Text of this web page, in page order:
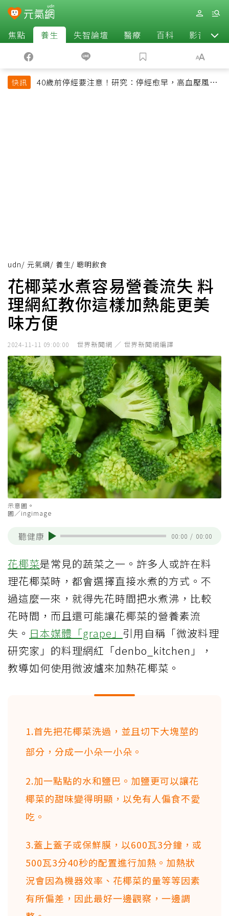
焦點 養生 失智論壇 醫療 百科 影音
快訊
40歲前停經要注意！研究：停經愈早，高血壓風險
udn/ 元氣網/ 養生/ 聰明飲食
花椰菜水煮容易營養流失 料
理網紅教你這樣加熱能更美
味方便
2024-11-11 09:00:00 世界新聞網 ／ 世界新聞網編譯
示意圖。
圖／ingimage
聽健康 00:00 / 00:00
花椰菜是常見的蔬菜之一。許多人或許在料
理花椰菜時，都會選擇直接水煮的方式。不
過這麼一來，就得先花時間把水煮沸，比較
花時間，而且還可能讓花椰菜的營養素流
失。 日本媒體「grape」 引用自稱「微波料理
研究家」的料理網紅「denbo_kitchen」，
教導如何使用微波爐來加熱花椰菜。
1.首先把花椰菜洗過，並且切下大塊莖的
部分，分成一小朵一小朵。
2.加一點點的水和鹽巴。加鹽更可以讓花
椰菜的甜味變得明顯，以免有人偏食不愛
吃。
3.蓋上蓋子或保鮮膜，以600瓦3分鐘，或
500瓦3分40秒的配置進行加熱。加熱狀
況會因為機器效率、花椰菜的量等等因素
有所偏差，因此最好一邊觀察，一邊調